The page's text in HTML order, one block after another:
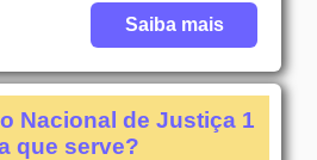
Saiba mais
Nacional de Justiça 1
que serve?